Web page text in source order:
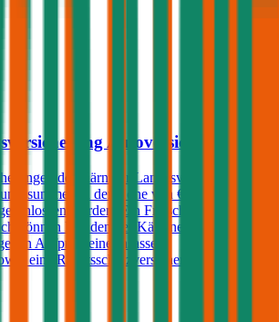
Autoversicherung
der Kärntner Landesversicherung
in der Höhe von € 7,6, 10, 15
werden. Ein Freischaden wird
können Kunden der Kärntner
Aufpreis eine Insassen-
eine Rechtsschutzversicherung